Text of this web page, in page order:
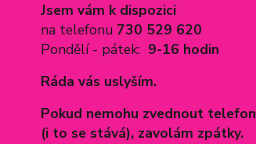
Jsem vám k dispozici
na telefonu 730 529 620
Pondělí - pátek: 9-16 hodin
Ráda vás uslyším.
Pokud nemohu zvednout telefon
(i to se stává), zavolám zpátky.